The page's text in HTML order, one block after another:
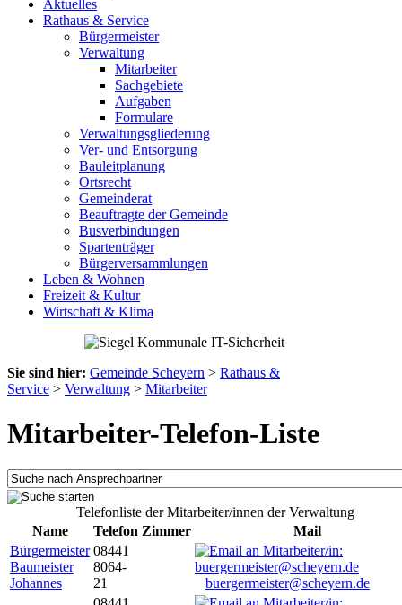
Aktuelles
Rathaus & Service
Bürgermeister
Verwaltung
Mitarbeiter
Sachgebiete
Aufgaben
Formulare
Verwaltungsgliederung
Ver- und Entsorgung
Bauleitplanung
Ortsrecht
Gemeinderat
Beauftragte der Gemeinde
Busverbindungen
Spartenträger
Bürgerversammlungen
Leben & Wohnen
Freizeit & Kultur
Wirtschaft & Klima
Sie sind hier: Gemeinde Scheyern > Rathaus &
Service > Verwaltung > Mitarbeiter
Mitarbeiter-Telefon-Liste
Telefonliste der Mitarbeiter/innen der Verwaltung
Name
Telefon Zimmer
Mail
Bürgermeister
Baumeister
Johannes
08441
8064-
21
buergermeister@scheyern.de